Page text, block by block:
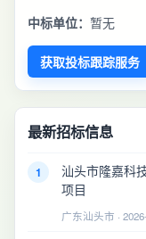
中标单位： 暂无
获取投标跟踪服务
最新招标信息
1
汕头市隆嘉科
项目
广东汕头市 ·